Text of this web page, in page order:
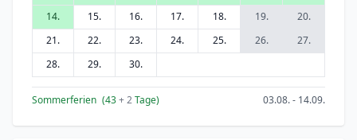
14.
15. 16. 17. 18. 19.
20.
21.
22. 23. 24. 25. 26.
27.
28.
29. 30.
Sommerferien (43+ 2Tage) 03.08. - 14.09.